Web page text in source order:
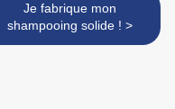
Je fabrique mon
shampooing solide ! >